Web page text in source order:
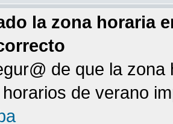
la zona horaria
de que la
de verano